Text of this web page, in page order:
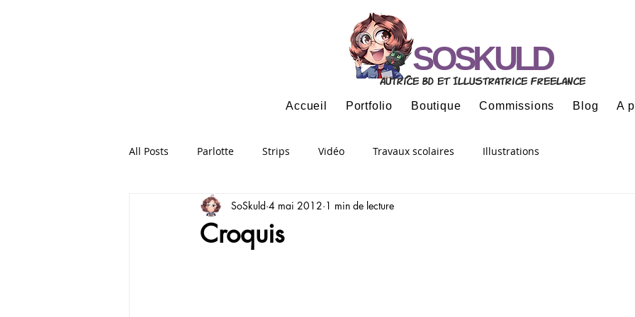
SOSKULD
Autrice BD et Illustratrice freelance
Accueil Portfolio Boutique Commissions Blog A
All Posts Parlotte Strips Vidéo Travaux scolaires Illustrations
Croquis
SoSkuld 4 mai 2012 1 min de lecture